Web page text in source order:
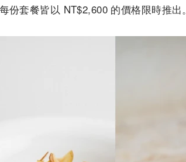
份套餐皆以 NT$2,600 的價格限時推出。